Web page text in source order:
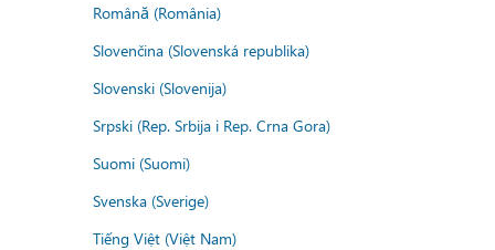
Română (România)
Slovenčina (Slovenská republika)
Slovenski (Slovenija)
Srpski (Rep. Srbija i Rep. Crna Gora)
Suomi (Suomi)
Svenska (Sverige)
Tiếng Việt (Việt Nam)